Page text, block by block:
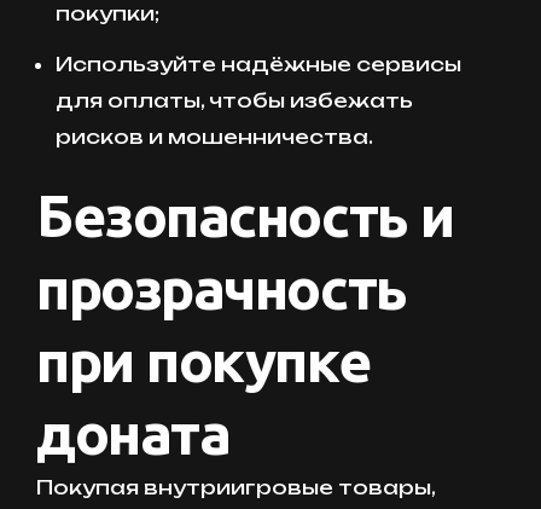
покупки;
Используйте надёжные сервисы
для оплаты, чтобы избежать
рисков и мошенничества.
Безопасность и
прозрачность
при покупке
доната
Покупая внутриигровые товары,